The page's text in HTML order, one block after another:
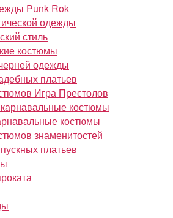
Punk Rok
одежды
стиль
костюмы
одежды
платьев
Игра Престолов
костюмы
костюмы
знаменитостей
платьев